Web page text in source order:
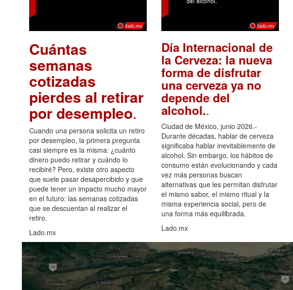
Cuántas
semanas
cotizadas
pierdes al retirar
por desempleo.
Cuando una persona solicita un retiro
por desempleo, la primera pregunta
casi siempre es la misma: ¿cuánto
dinero puedo retirar y cuándo lo
recibiré? Pero, existe otro aspecto
que suele pasar desapercibido y que
puede tener un impacto mucho mayor
en el futuro: las semanas cotizadas
que se descuentan al realizar el
retiro.
Lado.mx
Día Internacional de
la Cerveza: la nueva
forma de disfrutar
una cerveza ya no
depende del
alcohol..
Ciudad de México, junio 2026.-
Durante décadas, hablar de cerveza
significaba hablar inevitablemente de
alcohol. Sin embargo, los hábitos de
consumo están evolucionando y cada
vez más personas buscan
alternativas que les permitan disfrutar
el mismo sabor, el mismo ritual y la
misma experiencia social, pero de
una forma más equilibrada.
Lado.mx